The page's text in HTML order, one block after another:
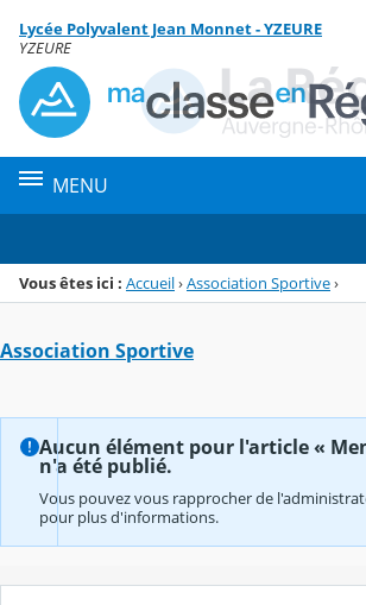
Menu de la rubrique
Contenu
Lycée Polyvalent Jean Monnet - YZEURE
YZEURE
MENU
Vous êtes ici : Accueil›Association Sportive›
Association Sportive
Aucun élément pour l'article «
n'a été publié.
Vous pouvez vous rapprocher de
pour plus d'informations.